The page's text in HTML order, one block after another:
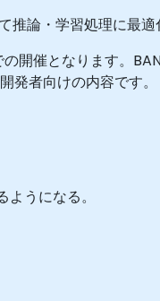
論・学習処理に最適
開催となります。
者向けの内容です。
うになる。